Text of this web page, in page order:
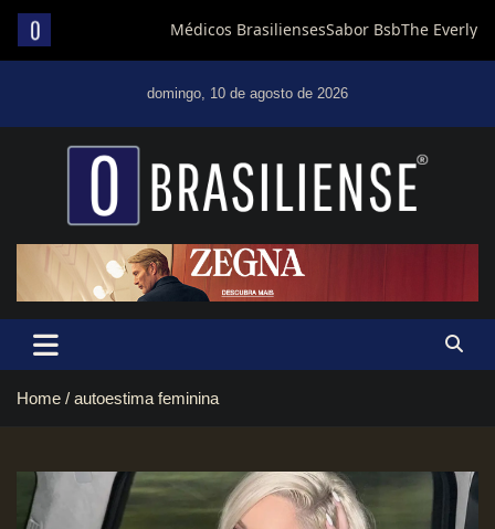
domingo, 10 de agosto de 2026
Um diário de notícias que trabalha por Brasília
Home autoestima feminina